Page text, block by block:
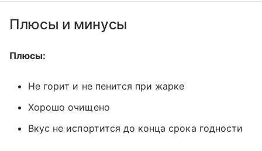
Плюсы и минусы
Плюсы:
Не горит и не пенится при жарке
Хорошо очищено
Вкус не испортится до конца срока годности